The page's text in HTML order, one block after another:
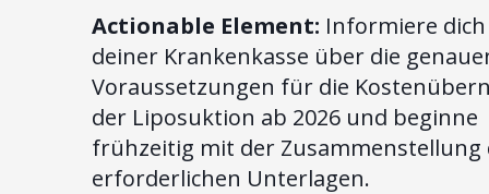
Actionable Element: Informiere
deiner Krankenkasse über die
Voraussetzungen für die
der Liposuktion ab 2026 und beginne
frühzeitig mit der Zusammenstellung
erforderlichen Unterlagen.